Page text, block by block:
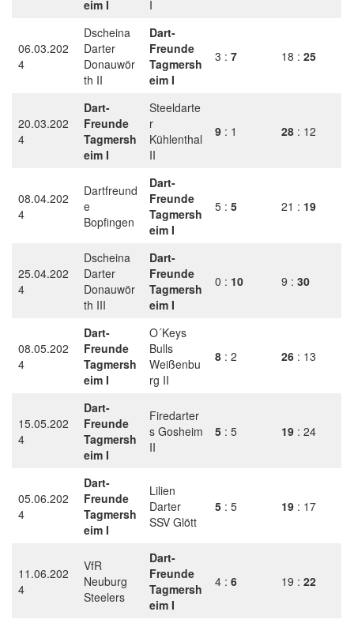
eim I I
06.03.202
4
Dscheina
Darter
Donauwör
th II
Dart-
Freunde
Tagmersh
eim I
3 : 7 18 : 25
20.03.202
4
Dart-
Freunde
Tagmersh
eim I
Steeldarte
r
Kühlenthal
II
9 : 1 28 : 12
08.04.202
4
Dartfreund
e
Bopfingen
Dart-
Freunde
Tagmersh
eim I
5 : 5 21 : 19
25.04.202
4
Dscheina
Darter
Donauwör
th III
Dart-
Freunde
Tagmersh
eim I
0 : 10 9 : 30
08.05.202
4
Dart-
Freunde
Tagmersh
eim I
O´Keys
Bulls
Weißenbu
rg II
8 : 2 26 : 13
15.05.202
4
Dart-
Freunde
Tagmersh
eim I
Firedarter
s Gosheim
II
5 : 5 19 : 24
05.06.202
4
Dart-
Freunde
Tagmersh
eim I
Lilien
Darter
SSV Glött
5 : 5 19 : 17
11.06.202
4
VfR
Neuburg
Steelers
Dart-
Freunde
Tagmersh
eim I
4 : 6 19 : 22